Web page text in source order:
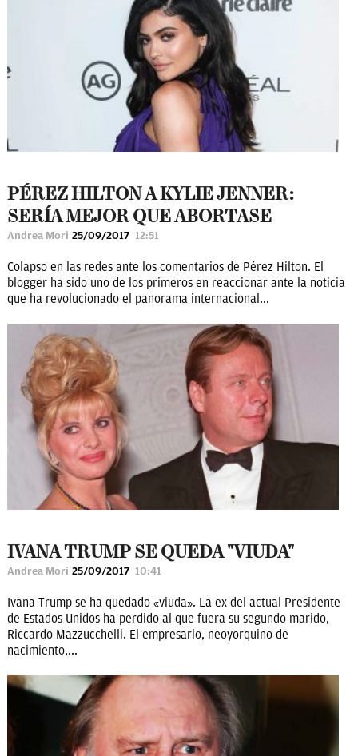
PÉREZ HILTON A KYLIE JENNER:
SERÍA MEJOR QUE ABORTASE
Andrea Mori 25/09/2017 12:51
Colapso en las redes ante los comentarios de Pérez Hilton. El
blogger ha sido uno de los primeros en reaccionar ante la noticia
que ha revolucionado el panorama internacional...
IVANA TRUMP SE QUEDA "VIUDA"
Andrea Mori 25/09/2017 10:41
Ivana Trump se ha quedado «viuda». La ex del actual Presidente
de Estados Unidos ha perdido al que fuera su segundo marido,
Riccardo Mazzucchelli. El empresario, neoyorquino de
nacimiento,...